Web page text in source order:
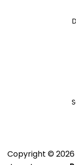
Copyright © 2026